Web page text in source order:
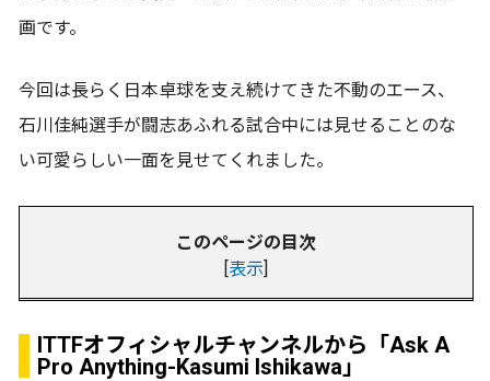
画です。
今回は長らく日本卓球を支え続けてきた不動のエース、
石川佳純選手が闘志あふれる試合中には見せることのな
い可愛らしい一面を見せてくれました。
このページの目次
表示
ITTFオフィシャルチャンネルから「Ask A
Pro Anything-Kasumi Ishikawa」